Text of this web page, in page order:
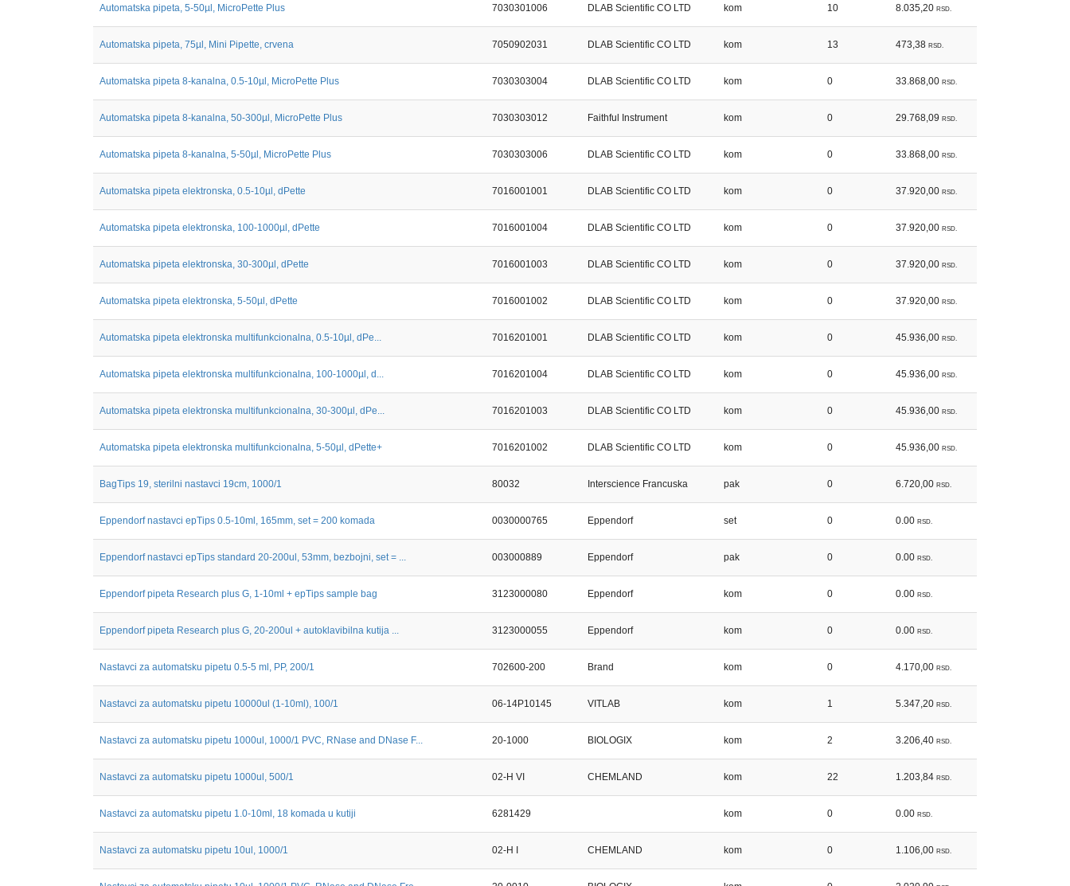
Automatska pipeta, 5-50µl, MicroPette Plus 7030301006 DLAB Scientific CO LTD kom 10 8.035,20 RSD.
Automatska pipeta, 75µl, Mini Pipette, crvena 7050902031 DLAB Scientific CO LTD kom 13 473,38 RSD.
Automatska pipeta 8-kanalna, 0.5-10µl, MicroPette Plus 7030303004 DLAB Scientific CO LTD kom 0 33.868,00 RSD.
Automatska pipeta 8-kanalna, 50-300µl, MicroPette Plus 7030303012 Faithful Instrument kom 0 29.768,09 RSD.
Automatska pipeta 8-kanalna, 5-50µl, MicroPette Plus 7030303006 DLAB Scientific CO LTD kom 0 33.868,00 RSD.
Automatska pipeta elektronska, 0.5-10µl, dPette 7016001001 DLAB Scientific CO LTD kom 0 37.920,00 RSD.
Automatska pipeta elektronska, 100-1000µl, dPette 7016001004 DLAB Scientific CO LTD kom 0 37.920,00 RSD.
Automatska pipeta elektronska, 30-300µl, dPette 7016001003 DLAB Scientific CO LTD kom 0 37.920,00 RSD.
Automatska pipeta elektronska, 5-50µl, dPette 7016001002 DLAB Scientific CO LTD kom 0 37.920,00 RSD.
Automatska pipeta elektronska multifunkcionalna, 0.5-10µl, dPe... 7016201001 DLAB Scientific CO LTD kom 0 45.936,00 RSD.
Automatska pipeta elektronska multifunkcionalna, 100-1000µl, d... 7016201004 DLAB Scientific CO LTD kom 0 45.936,00 RSD.
Automatska pipeta elektronska multifunkcionalna, 30-300µl, dPe... 7016201003 DLAB Scientific CO LTD kom 0 45.936,00 RSD.
Automatska pipeta elektronska multifunkcionalna, 5-50µl, dPette+ 7016201002 DLAB Scientific CO LTD kom 0 45.936,00 RSD.
BagTips 19, sterilni nastavci 19cm, 1000/1 80032 Interscience Francuska pak 0 6.720,00 RSD.
Eppendorf nastavci epTips 0.5-10ml, 165mm, set = 200 komada 0030000765 Eppendorf set 0 0.00 RSD.
Eppendorf nastavci epTips standard 20-200ul, 53mm, bezbojni, set = ... 003000889 Eppendorf pak 0 0.00 RSD.
Eppendorf pipeta Research plus G, 1-10ml + epTips sample bag 3123000080 Eppendorf kom 0 0.00 RSD.
Eppendorf pipeta Research plus G, 20-200ul + autoklavibilna kutija ... 3123000055 Eppendorf kom 0 0.00 RSD.
Nastavci za automatsku pipetu 0.5-5 ml, PP, 200/1 702600-200 Brand kom 0 4.170,00 RSD.
Nastavci za automatsku pipetu 10000ul (1-10ml), 100/1 06-14P10145 VITLAB kom 1 5.347,20 RSD.
Nastavci za automatsku pipetu 1000ul, 1000/1 PVC, RNase and DNase F... 20-1000 BIOLOGIX kom 2 3.206,40 RSD.
Nastavci za automatsku pipetu 1000ul, 500/1 02-H VI CHEMLAND kom 22 1.203,84 RSD.
Nastavci za automatsku pipetu 1.0-10ml, 18 komada u kutiji 6281429 kom 0 0.00 RSD.
Nastavci za automatsku pipetu 10ul, 1000/1 02-H I CHEMLAND kom 0 1.106,00 RSD.